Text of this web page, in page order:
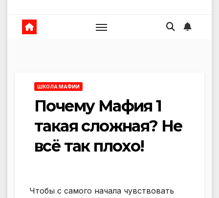
ШКОЛА МАФИИ
Почему Мафия 1
такая сложная? Не
всё так плохо!
Чтобы с самого начала чувствовать